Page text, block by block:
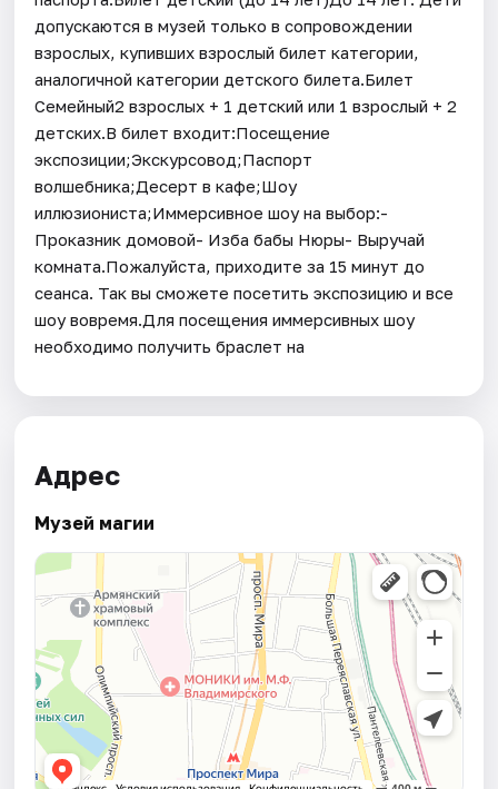
допускаются в музей только в сопровождении
взрослых, купивших взрослый билет категории,
аналогичной категории детского билета.Билет
Семейный2 взрослых + 1 детский или 1 взрослый + 2
детских.В билет входит:Посещение
экспозиции;Экскурсовод;Паспорт
волшебника;Десерт в кафе;Шоу
иллюзиониста;Иммерсивное шоу на выбор:-
Проказник домовой- Изба бабы Нюры- Выручай
комната.Пожалуйста, приходите за 15 минут до
сеанса. Так вы сможете посетить экспозицию и все
шоу вовремя.Для посещения иммерсивных шоу
необходимо получить браслет на
Адрес
Музей магии